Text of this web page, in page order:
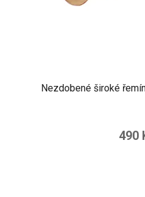
Nezdobené široké
490